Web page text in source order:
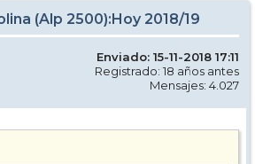
(Alp 2500):Hoy 2018/19
Enviado: 15-11-2018 17:11
Registrado: 18 años antes
Mensajes: 4.027